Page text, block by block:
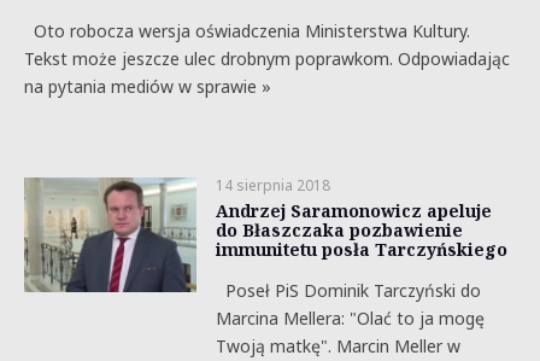
Oto robocza wersja oświadczenia Ministerstwa Kultury.
Tekst może jeszcze ulec drobnym poprawkom. Odpowiadając
na pytania mediów w sprawie »
14 sierpnia 2018
Andrzej Saramonowicz apeluje
do Błaszczaka pozbawienie
immunitetu posła Tarczyńskiego
Poseł PiS Dominik Tarczyński do
Marcina Mellera: "Olać to ja mogę
Twoją matkę". Marcin Meller w